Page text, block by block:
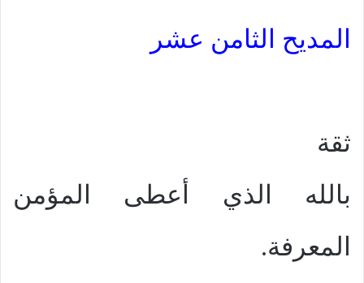
المديح الثامن عشر
ثقة
بالله الذي أعطى المؤمن
المعرفة.